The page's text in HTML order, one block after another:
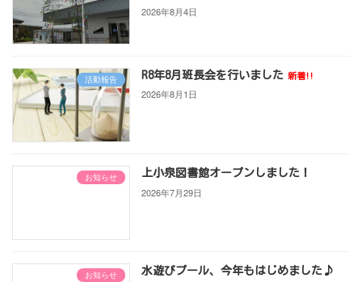
2026年8月4日
活動報告 R8年8月班長会を行いました 新着!!
2026年8月1日
お知らせ 上小泉図書館オープンしました！
2026年7月29日
お知らせ 水遊びプール、今年もはじめました♪